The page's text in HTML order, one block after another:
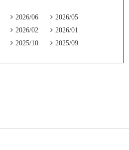
 2026/06  2026/05
 2026/02  2026/01
 2025/10  2025/09